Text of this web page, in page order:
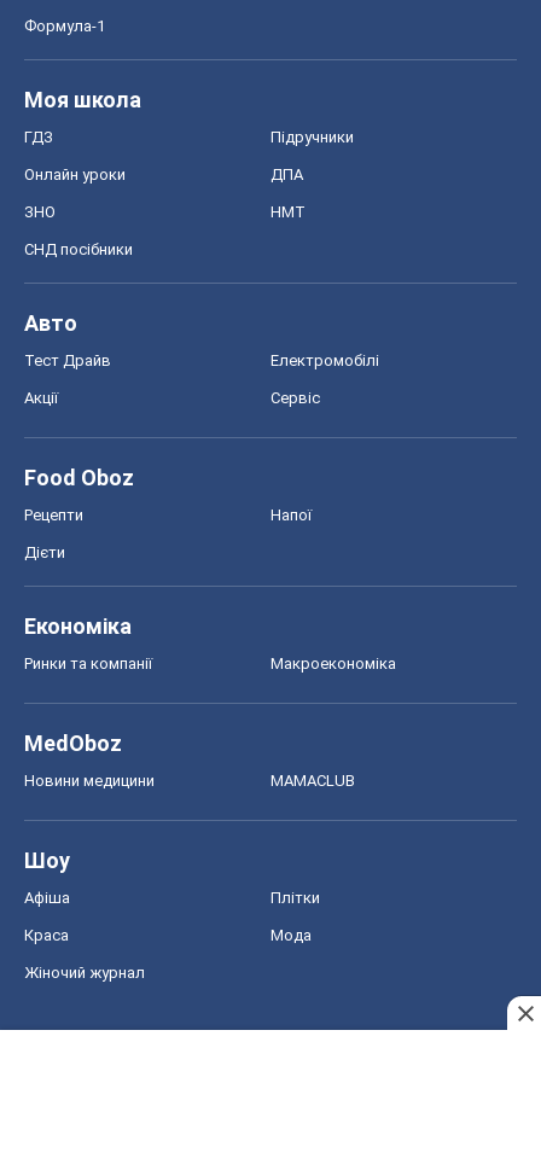
Формула-1
Моя школа
ГДЗ Підручники
Онлайн уроки ДПА
ЗНО НМТ
СНД посібники
Авто
Тест Драйв Електромобілі
Акції Сервіс
Food Oboz
Рецепти Напої
Дієти
Економіка
Ринки та компанії Макроекономіка
MedOboz
Новини медицини MAMACLUB
Шоу
Афіша Плітки
Краса Мода
Жіночий журнал